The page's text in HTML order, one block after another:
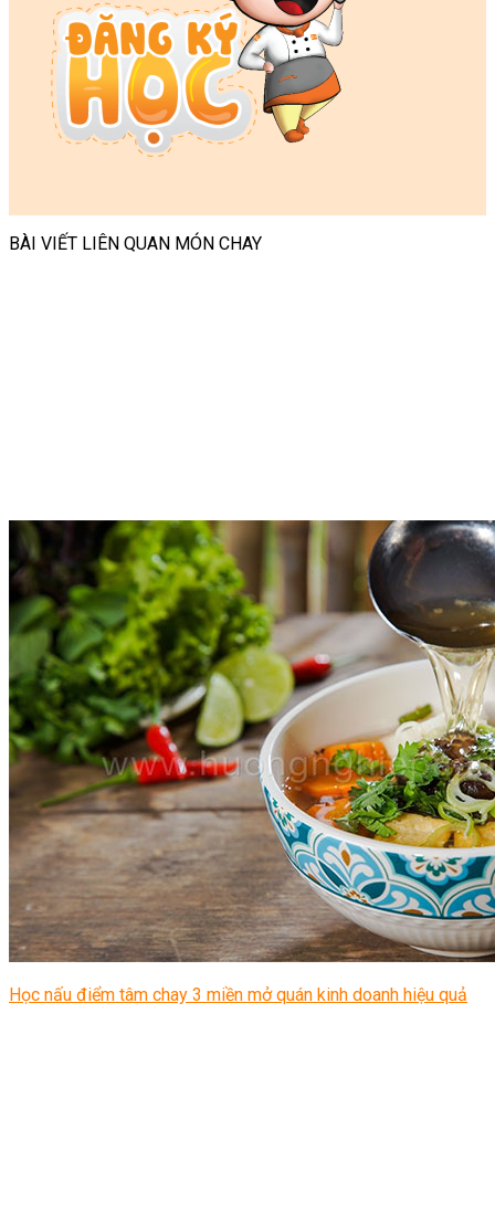
BÀI VIẾT LIÊN QUAN MÓN CHAY
Học nấu điểm tâm chay 3 miền mở quán kinh doanh hiệu quả